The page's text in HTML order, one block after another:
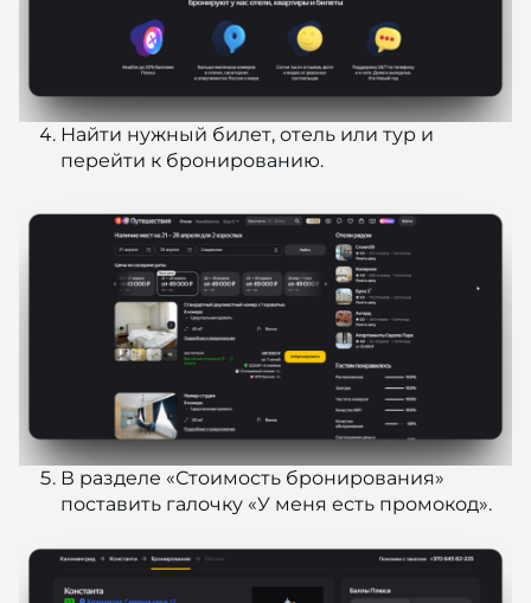
Найти нужный билет, отель или тур и
перейти к бронированию.
В разделе «Стоимость бронирования»
поставить галочку «У меня есть промокод».